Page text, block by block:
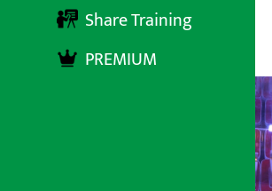
Share Training
PREMIUM